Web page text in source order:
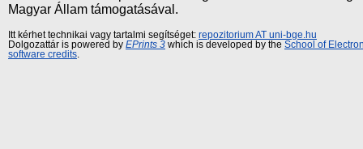
Magyar Állam támogatásával.
Itt kérhet technikai vagy tartalmi segítséget: repozitorium AT uni-bge.hu
Dolgozattár is powered by EPrints 3 which is developed by the School of
software credits.